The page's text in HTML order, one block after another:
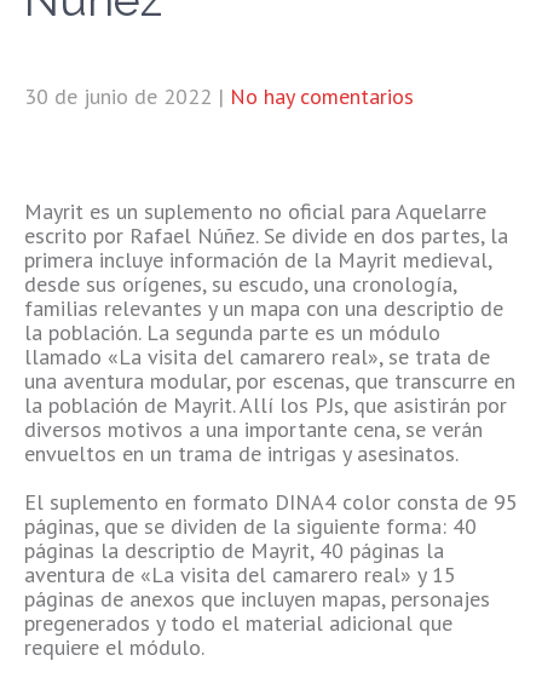
30 de junio de 2022 | No hay comentarios
Mayrit es un suplemento no oficial para Aquelarre
escrito por Rafael Núñez. Se divide en dos partes, la
primera incluye información de la Mayrit medieval,
desde sus orígenes, su escudo, una cronología,
familias relevantes y un mapa con una descriptio de
la población. La segunda parte es un módulo
llamado «La visita del camarero real», se trata de
una aventura modular, por escenas, que transcurre en
la población de Mayrit. Allí los PJs, que asistirán por
diversos motivos a una importante cena, se verán
envueltos en un trama de intrigas y asesinatos.
El suplemento en formato DINA4 color consta de 95
páginas, que se dividen de la siguiente forma: 40
páginas la descriptio de Mayrit, 40 páginas la
aventura de «La visita del camarero real» y 15
páginas de anexos que incluyen mapas, personajes
pregenerados y todo el material adicional que
requiere el módulo.